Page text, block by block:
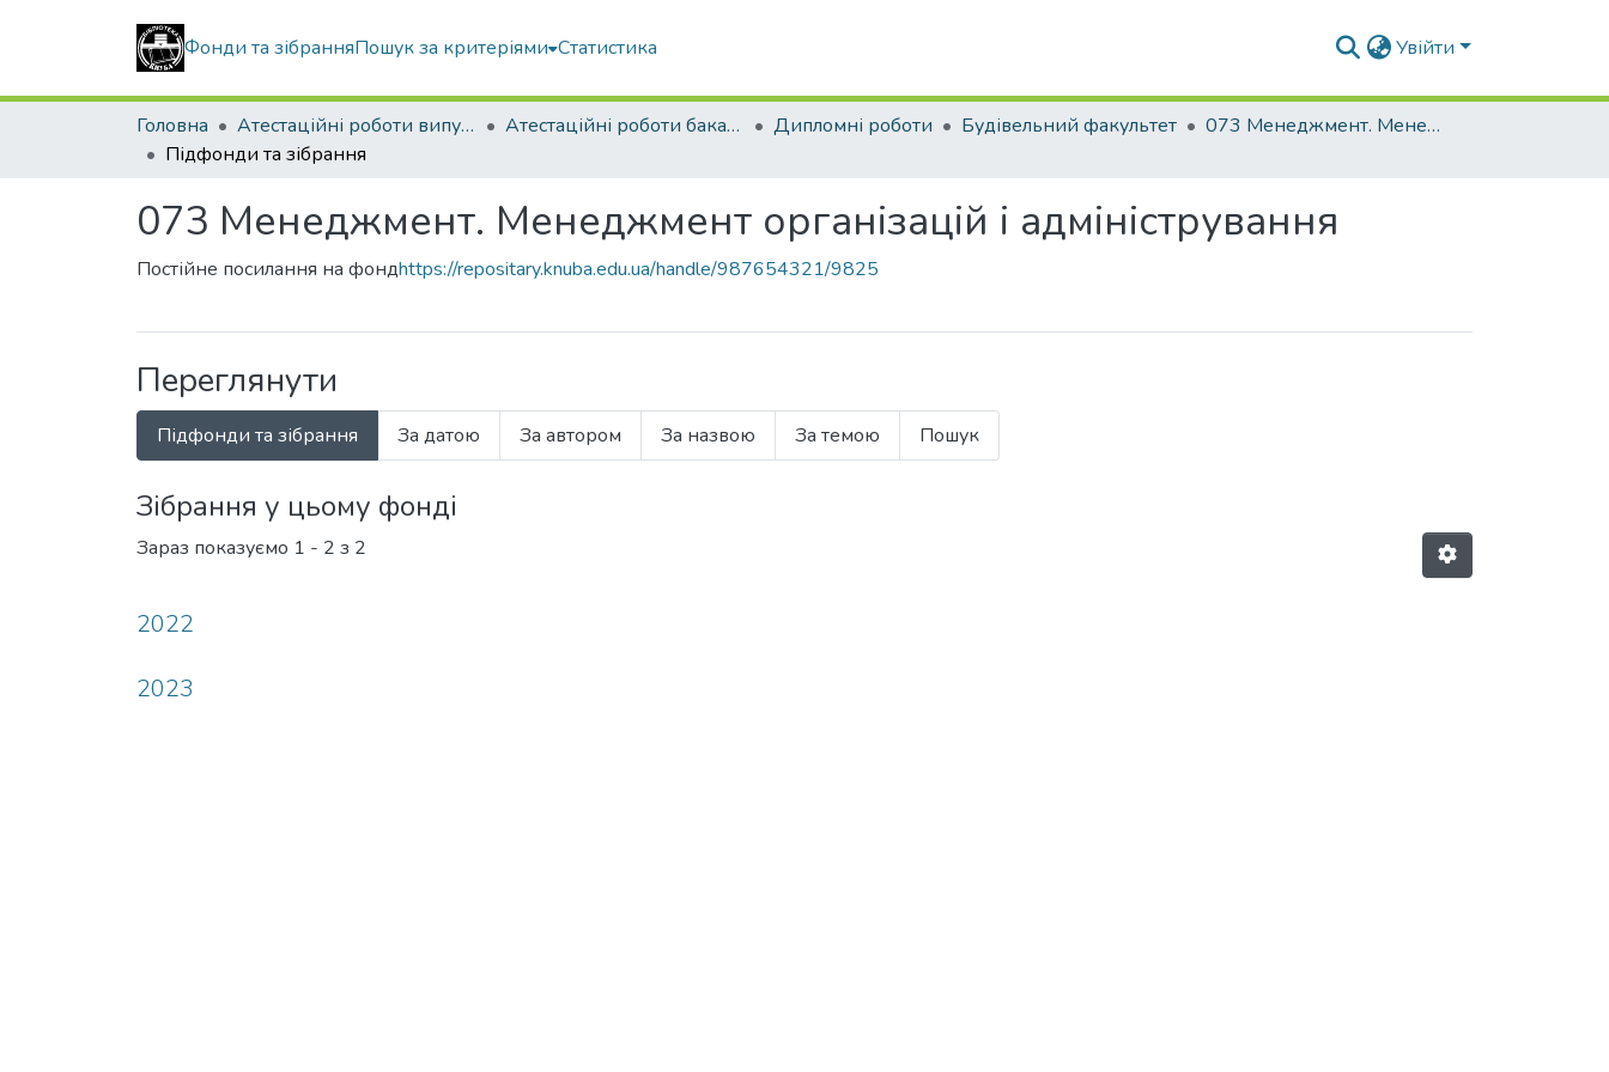
Фонди та зібранняПошук за критеріями Статистика Увійти
Головна Атестаційні роботи випускників Атестаційні роботи бакалаврів Дипломні роботи Будівельний факультет
073 Менеджмент. Менеджмент організацій і адміністрування
Підфонди та зібрання
073 Менеджмент. Менеджмент організацій і адміністрування
Постійне посилання на фондhttps://repositary.knuba.edu.ua/handle/987654321/9825
Переглянути
Підфонди та зібрання За датою За автором За назвою За темою Пошук
Зібрання у цьому фонді
Зараз показуємо 1 - 2 з 2
2022
2023